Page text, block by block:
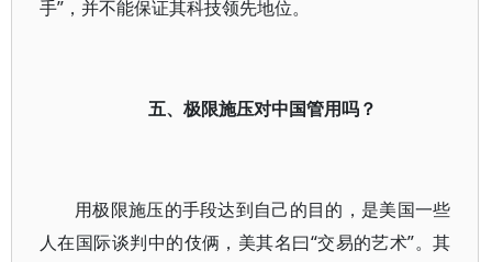
手”，并不能保证其科技领先地位。
五、极限施压对中国管用吗？
用极限施压的手段达到自己的目的，是美国一些
人在国际谈判中的伎俩，美其名曰“交易的艺术”。其